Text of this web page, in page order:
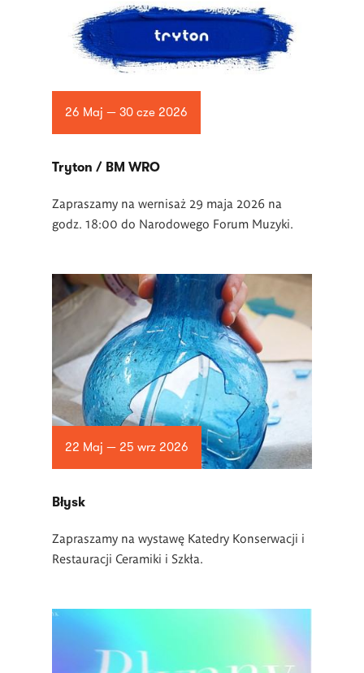
26 Maj — 30 cze 2026
Tryton / BM WRO
Zapraszamy na wernisaż 29 maja 2026 na
godz. 18:00 do Narodowego Forum Muzyki.
22 Maj — 25 wrz 2026
Błysk
Zapraszamy na wystawę Katedry Konserwacji i
Restauracji Ceramiki i Szkła.